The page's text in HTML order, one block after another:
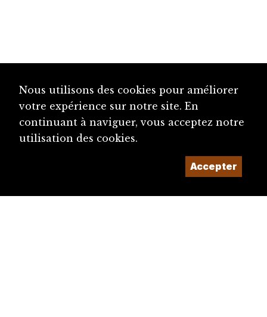
Nous utilisons des cookies pour améliorer
votre expérience sur notre site. En
continuant à naviguer, vous acceptez notre
utilisation des cookies.
Accepter